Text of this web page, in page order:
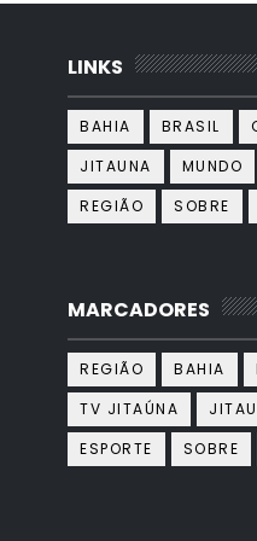
LINKS
BAHIA BRASIL
JITAUNA
MUNDO
REGIÃO
SOBRE
MARCADORES
REGIÃO BAHIA
TV JITAÚNA
ESPORTE
SOBRE